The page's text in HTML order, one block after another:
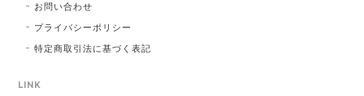
お問い合わせ
プライバシーポリシー
特定商取引法に基づく表記
LINK